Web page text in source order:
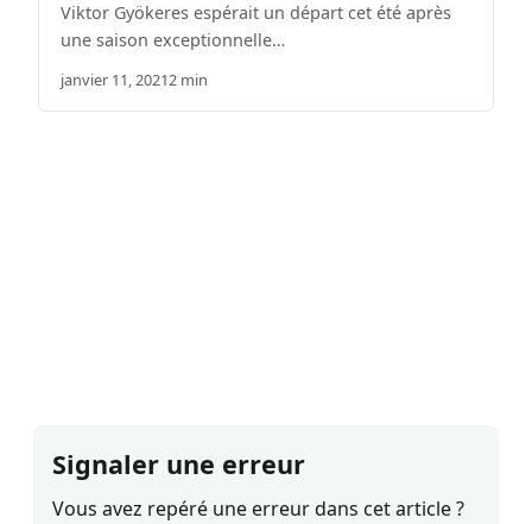
Viktor Gyökeres espérait un départ cet été après
une saison exceptionnelle…
janvier 11, 20212 min
Signaler une erreur
Vous avez repéré une erreur dans cet article ?